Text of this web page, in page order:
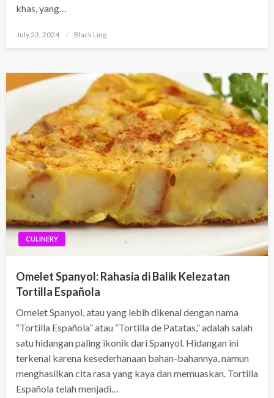
khas, yang…
Posted
July 23, 2024 Black Ling
CULINERY
Omelet Spanyol: Rahasia di Balik Kelezatan
Tortilla Española
Omelet Spanyol, atau yang lebih dikenal dengan nama
“Tortilla Española” atau “Tortilla de Patatas,” adalah salah
satu hidangan paling ikonik dari Spanyol. Hidangan ini
terkenal karena kesederhanaan bahan-bahannya, namun
menghasilkan cita rasa yang kaya dan memuaskan. Tortilla
Española telah menjadi…